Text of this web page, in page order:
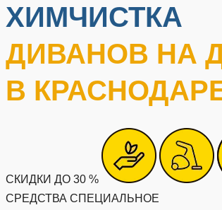
ХИМЧИСТКА
ДИВАНОВ НА
В
СКИДКИ ДО 30 %
СРЕДСТВА СПЕЦИАЛЬНОЕ